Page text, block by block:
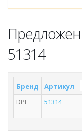
51314
Бренд Артикул
DPI
51314